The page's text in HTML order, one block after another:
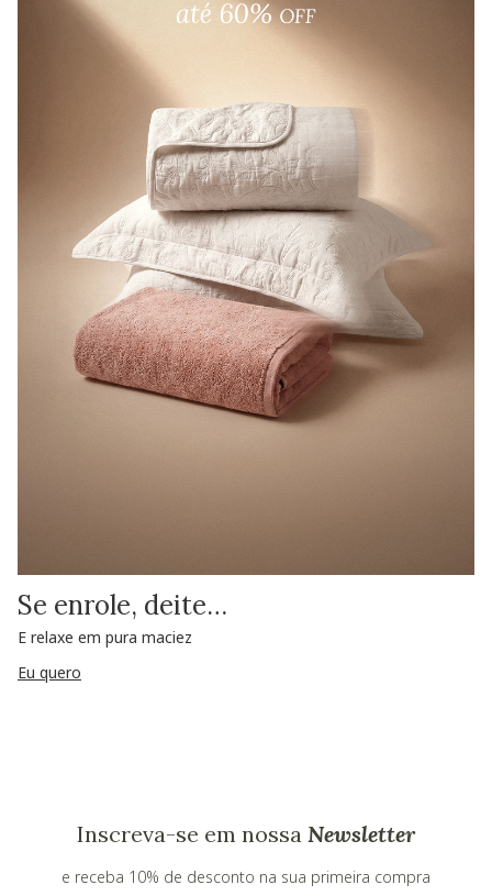
Se enrole, deite…
E relaxe em pura maciez
Eu quero
Inscreva-se em nossa Newsletter
e receba 10% de desconto na sua primeira compra